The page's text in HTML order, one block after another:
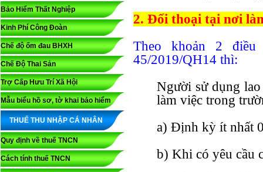
Bảo Hiểm Thất Nghiệp
Kinh Phí Công Đoàn
Chế độ ốm đau BHXH
Chế Độ Thai Sản
Trợ Cấp Hưu Trí Xã Hội
Mẫu biểu hồ sơ, tờ khai bảo hiểm
THUẾ THU NHẬP CÁ NHÂN
Quy định về thuế TNCN
Cách tính thuế TNCN
2. Đối thoại tại nơi
Theo khoản 2
45/2019/QH14 thì:
Người sử dụng
làm việc trong
a) Định kỳ ít nhất
b) Khi có yêu cầu